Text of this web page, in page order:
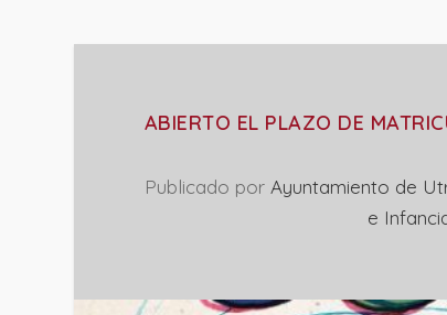
ABIERTO EL PLAZO DE
Publicado por Ayuntamiento de
e